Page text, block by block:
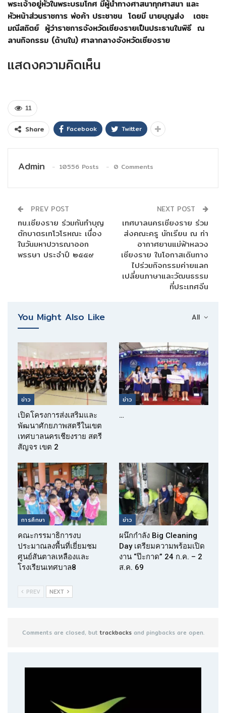
พระเจ้าอยู่หัวในพระบรมโกศ มีผู้นำทางศาสนาทุกศาสนา และ
หัวหน้าส่วนราชการ พ่อค้า ประชาชน โดยมี นายบุญส่ง เตชะ
มณีสถิตย์ ผู้ว่าราชการจังหวัดเชียงรายเป็นประธานในพิธี ณ
ลานกิจกรรม (ด้านใน) ศาลากลางจังหวัดเชียงราย
แสดงความคิดเห็น
11
Share Facebook Twitter
Admin 10556 Posts 0 Comments
PREV POST
ทน.เชียงราย ร่วมกันทำบุญ
ตักบาตรเทโวโรหณะ เนื่อง
ในวันมหาปวารณาออก
พรรษา ประจำปี ๒๕๕๙
NEXT POST
เทศบาลนครเชียงราย ร่วม
ส่งคณะครู นักเรียน ณ ท่า
อากาศยานแม่ฟ้าหลวง
เชียงราย ในโอกาสเดินทาง
ไปร่วมกิจกรรมค่ายแลก
เปลี่ยนภาษาและวัฒนธรรม
ที่ประเทศจีน
All
You Might Also Like
ข่าว
เปิดโครงการส่งเสริมและ
พัฒนาศักยภาพสตรีในเขต
เทศบาลนครเชียงราย สตรี
สัญจร เขต 2
ข่าว
…
การศึกษา
คณะกรรมาธิการงบ
ประมาณลงพื้นที่เยี่ยมชม
ศูนย์สันตาลเหลืองและ
โรงเรียนเทศบาล8
ข่าว
ผนึกกำลัง Big Cleaning
Day เตรียมความพร้อมเปิด
งาน “ป๊ะกาด” 24 ก.ค. – 2
ส.ค. 69
PREV NEXT
Comments are closed, buttrackbacksand pingbacks are open.